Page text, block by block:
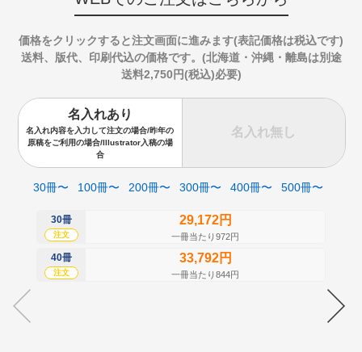
価格をクリックすると注文画面に進みます(表記価格は税込です)
送料、版代、印刷代込の価格です。(北海道・沖縄・離島は別途
送料2,750円(税込)必要)
名入れあり
名入れ内容を入力して注文の場合/昨年の
原稿をご利用の場合/Illustrator入稿の場
合
名入れ無し
30冊〜 100冊〜 200冊〜 300冊〜 400冊〜 500冊〜
30冊
注文
29,172円
一冊当たり972円
40冊
注文
33,792円
一冊当たり844円